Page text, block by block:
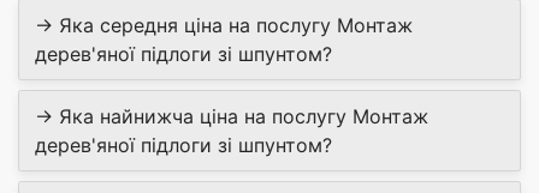
→ Яка середня ціна на послугу Монтаж
дерев'яної підлоги зі шпунтом?
→ Яка найнижча ціна на послугу Монтаж
дерев'яної підлоги зі шпунтом?